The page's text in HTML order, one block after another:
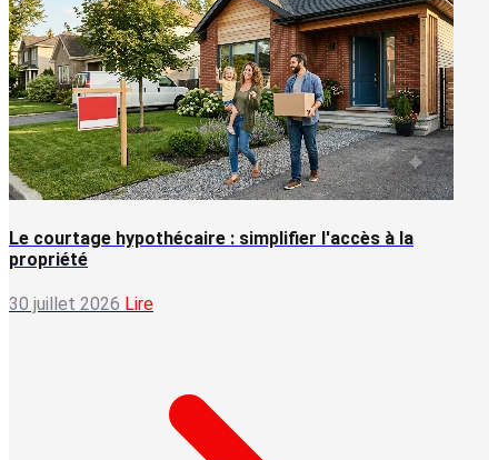
Le courtage hypothécaire : simplifier l'accès à la
propriété
30 juillet 2026 Lire